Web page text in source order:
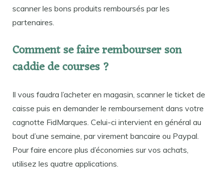
scanner les bons produits remboursés par les
partenaires.
Comment se faire rembourser son
caddie de courses ?
Il vous faudra l’acheter en magasin, scanner le ticket de
caisse puis en demander le remboursement dans votre
cagnotte FidMarques. Celui-ci intervient en général au
bout d’une semaine, par virement bancaire ou Paypal.
Pour faire encore plus d’économies sur vos achats,
utilisez les quatre applications.